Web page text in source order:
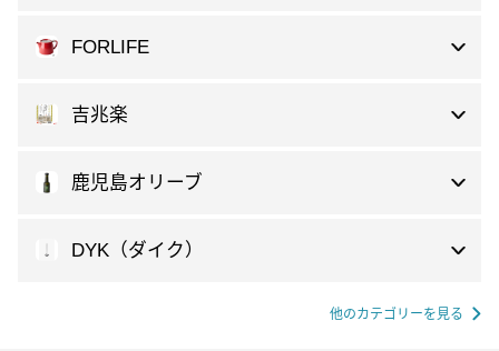
FORLIFE
吉兆楽
鹿児島オリーブ
DYK（ダイク）
他のカテゴリーを見る